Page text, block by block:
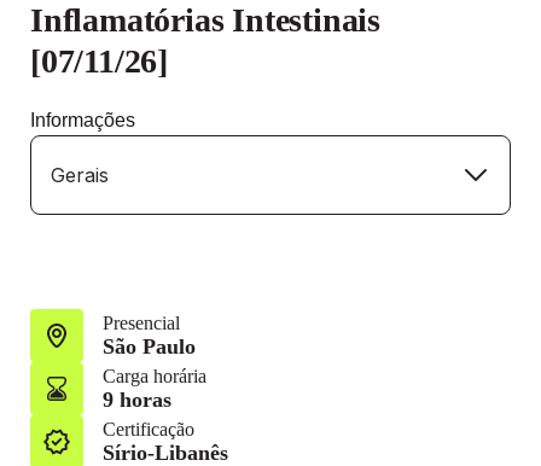
Inflamatórias Intestinais
[07/11/26]
Informações
Gerais
Presencial
São Paulo
Carga horária
9 horas
Certificação
Sírio-Libanês